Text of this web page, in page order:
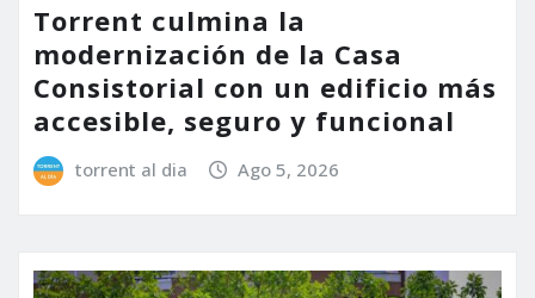
Torrent culmina la
modernización de la Casa
Consistorial con un edificio más
accesible, seguro y funcional
torrent al dia Ago 5, 2026